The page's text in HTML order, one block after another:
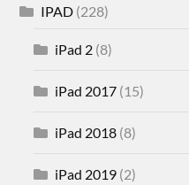
IPAD (228)
iPad 2 (8)
iPad 2017 (15)
iPad 2018 (8)
iPad 2019 (2)